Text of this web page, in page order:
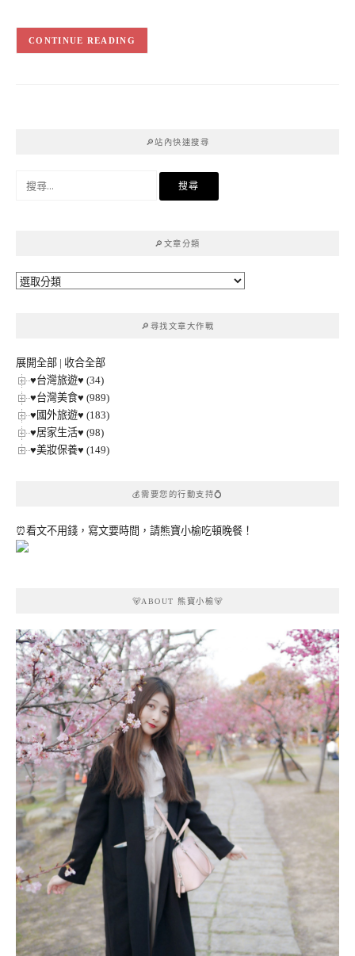
CONTINUE READING
🔎站內快速搜尋
🔎文章分類
🔎
🔎尋找文章大作戰
展開全部 | 收合全部
♥台灣旅遊♥ (34)
♥台灣美食♥ (989)
♥國外旅遊♥ (183)
♥居家生活♥ (98)
♥美妝保養♥ (149)
💰需要您的行動支持💍
⏰看文不用錢，寫文要時間，請熊寶小榆吃頓晚餐！
🐻ABOUT 熊寶小榆🐻